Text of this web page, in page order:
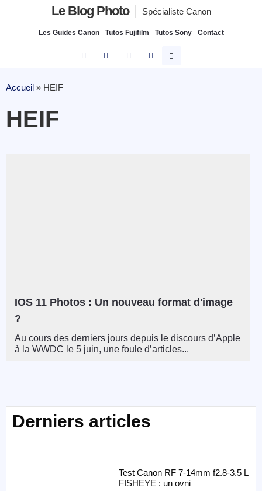
Le Blog Photo Spécialiste Canon
Les Guides Canon Tutos Fujifilm Tutos Sony Contact
Accueil » HEIF
HEIF
IOS 11 Photos : Un nouveau format d'image
?
Au cours des derniers jours depuis le discours d’Apple
à la WWDC le 5 juin, une foule d’articles...
Derniers articles
Test Canon RF 7-14mm f2.8-3.5 L
FISHEYE : un ovni